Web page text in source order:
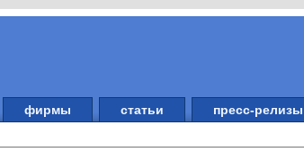
фирмы статьи пресс-релизы